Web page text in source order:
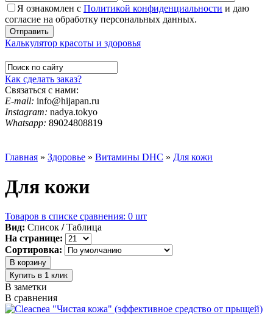
Я ознакомлен с Политикой конфиденциальности и даю
согласие на обработку персональных данных.
Калькулятор красоты и здоровья
Как сделать заказ?
Связаться с нами:
E-mail: info@hijapan.ru
Instagram: nadya.tokyo
Whatsapp: 89024808819
Главная » Здоровье » Витамины DHC » Для кожи
Для кожи
Товаров в списке сравнения: 0 шт
Вид: Список /Таблица
На странице:
Сортировка:
В заметки
В сравнения